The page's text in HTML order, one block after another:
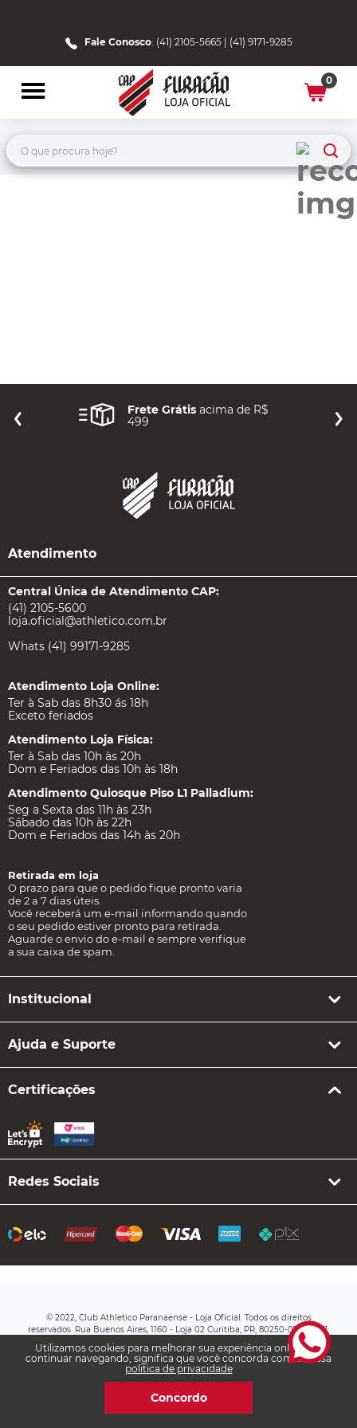
Fale Conosco: (41) 2105-5665 | (41) 9171-9285
0
O que procura hoje?
Utilizamos cookies para melhorar sua experiência online. Ao
continuar navegando, significa que você concorda com a nossa
politica de privacidade
Concordo
Frete Grátis acima de R$
499
Atendimento
Central Única de Atendimento CAP:
(41) 2105-5600
loja.oficial@athletico.com.br
Whats (41) 99171-9285
Atendimento Loja Online:
Ter à Sab das 8h30 ás 18h
Exceto feriados
Atendimento Loja Física:
Ter à Sab das 10h às 20h
Dom e Feriados das 10h às 18h
Atendimento Quiosque Piso L1 Palladium:
Seg a Sexta das 11h às 23h
Sábado das 10h às 22h
Dom e Feriados das 14h às 20h
Retirada em loja
O prazo para que o pedido fique pronto varia
de 2 a 7 dias úteis.
Você receberá um e-mail informando quando
o seu pedido estiver pronto para retirada.
Aguarde o envio do e-mail e sempre verifique
a sua caixa de spam.
Institucional
Ajuda e Suporte
Certificações
Redes Sociais
© 2022, Club Athletico Paranaense - Loja Oficial. Todos os direitos
reservados. Rua Buenos Aires, 1160 - Loja 02 Curitiba, PR, 80250-070 CNPJ:
76.710.649/0003-20